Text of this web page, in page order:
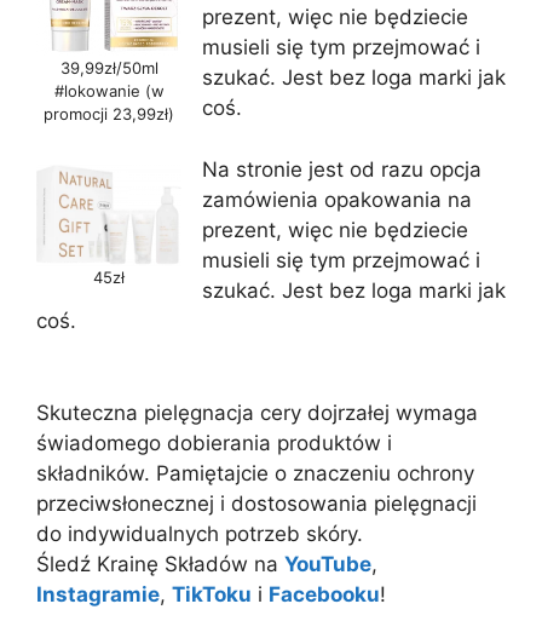
39,99zł/50ml
#lokowanie (w
promocji 23,99zł)
prezent, więc nie będziecie
musieli się tym przejmować i
szukać. Jest bez loga marki jak
coś.
45zł
Na stronie jest od razu opcja
zamówienia opakowania na
prezent, więc nie będziecie
musieli się tym przejmować i
szukać. Jest bez loga marki jak
coś.
Skuteczna pielęgnacja cery dojrzałej wymaga
świadomego dobierania produktów i
składników. Pamiętajcie o znaczeniu ochrony
przeciwsłonecznej i dostosowania pielęgnacji
do indywidualnych potrzeb skóry.
Śledź Krainę Składów na YouTube,
Instagramie, TikToku i Facebooku!